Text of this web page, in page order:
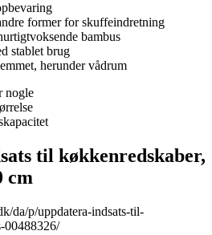
former for skuffeindretning
bambus
stablet brug
herunder vådrum
nogle
til køkkenredskaber,
cm
da/p/uppdatera-indsats-til-
00488326/